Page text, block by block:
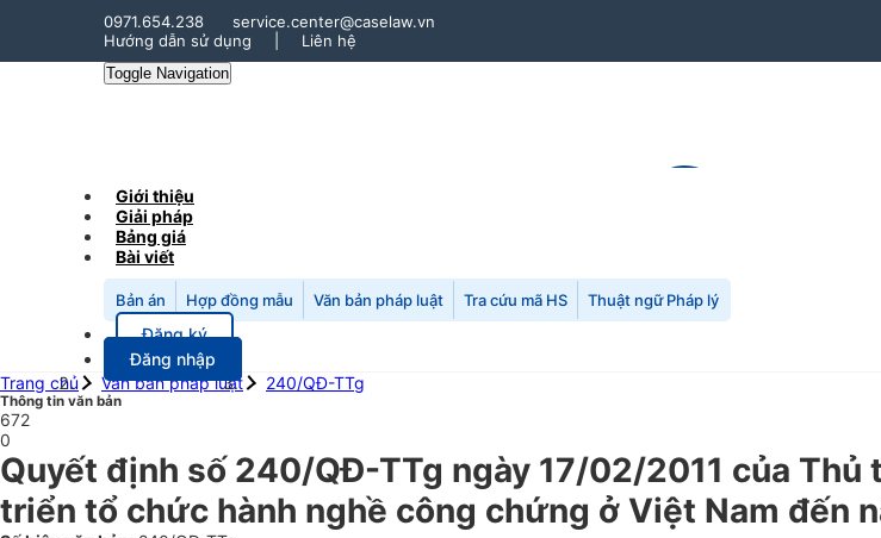
0971.654.238
service.center@caselaw.vn
Hướng dẫn sử dụng
Liên hệ
Toggle Navigation
Giới thiệu
Giải pháp
Bảng giá
Bài viết
Bản án Hợp đồng mẫu Văn bản pháp luật Tra cứu mã HS Thuật ngữ Pháp lý
Đăng ký
Đăng nhập
Trang chủ
Văn bản pháp luật 240/QĐ-TTg
Thông tin văn bản
672
0
Quyết định số 240/QĐ-TTg ngày 17/02/2011 của
triển tổ chức hành nghề công chứng ở Việt Nam đến